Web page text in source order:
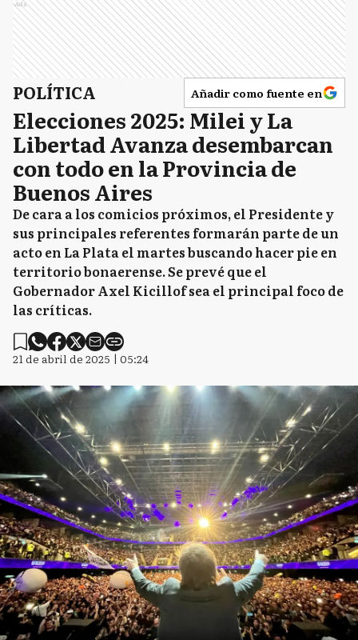
Ads
POLÍTICA Añadir como fuente en
Elecciones 2025: Milei y La
Libertad Avanza desembarcan
con todo en la Provincia de
Buenos Aires
De cara a los comicios próximos, el Presidente y
sus principales referentes formarán parte de un
acto en La Plata el martes buscando hacer pie en
territorio bonaerense. Se prevé que el
Gobernador Axel Kicillof sea el principal foco de
las críticas.
21 de abril de 2025 | 05:24